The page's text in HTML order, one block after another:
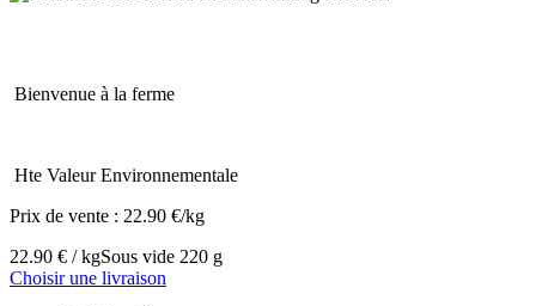
Bienvenue à la ferme
Hte Valeur Environnementale
Prix de vente : 22.90 €/kg
22.90 € / kgSous vide 220 g
Choisir une livraison